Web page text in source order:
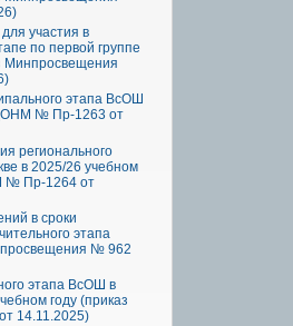
участия в
по первой группе
Минпросвещения
этапа ВсОШ
№ Пр-1263 от
регионального
в 2025/26 учебном
№ Пр-1264 от
в сроки
этапа
№ 962
этапа ВсОШ в
году (приказ
14.11.2025)